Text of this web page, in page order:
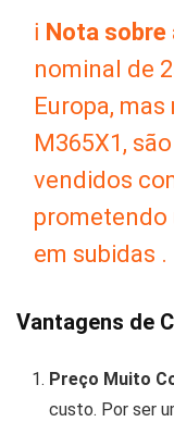
ℹ️ Nota sobre
nominal de
Europa,
M365X1,
vendidos
prometendo
em subidas .
Vantagens de
Preço Muito
custo. Por ser